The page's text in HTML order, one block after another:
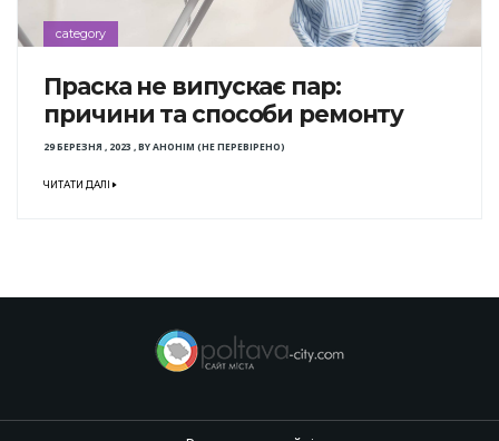
category
Праска не випускає пар:
причини та способи ремонту
29 БЕРЕЗНЯ , 2023 ,BYАНОНІМ (НЕ ПЕРЕВІРЕНО)
ЧИТАТИ ДАЛІ